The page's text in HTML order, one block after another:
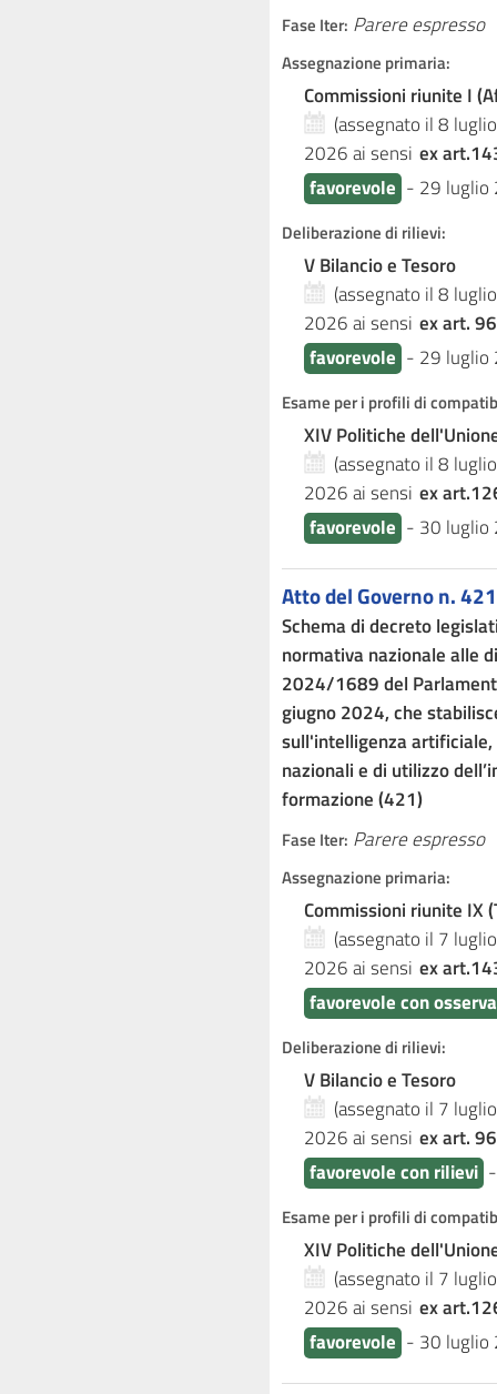
Fase Iter: Parere espresso
Assegnazione primaria:
Commissioni riunite I
(assegnato il 8
2026ai sensi ex
favorevole - 29 luglio
Deliberazione di rilievi:
V Bilancio e Tesoro
(assegnato il 8
2026ai sensi ex art.
favorevole - 29 luglio
Esame per i profili di
XIV Politiche
(assegnato il 8
2026ai sensi ex
favorevole - 30 luglio
Atto del Governo n. 421
Schema di decreto
normativa nazionale alle
2024/1689 del
giugno 2024, che
sull'intelligenza
nazionali e di utilizzo
formazione (421)
Fase Iter: Parere espresso
Assegnazione primaria:
Commissioni riunite IX
(assegnato il 7
2026ai sensi ex
favorevole con
Deliberazione di rilievi:
V Bilancio e Tesoro
(assegnato il 7
2026ai sensi ex art.
favorevole con rilievi
Esame per i profili di
XIV Politiche
(assegnato il 7
2026ai sensi ex
favorevole - 30 luglio